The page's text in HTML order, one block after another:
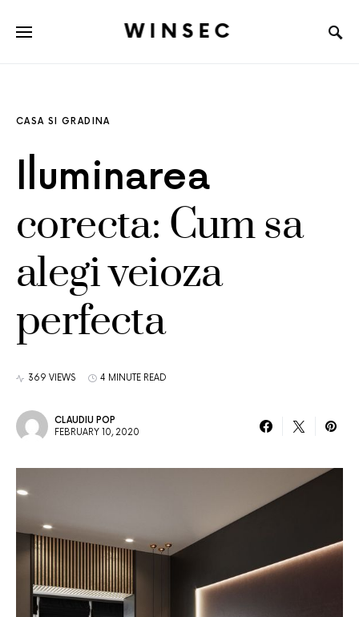
WINSEC
CASA SI GRADINA
Iluminarea
corecta: Cum sa
alegi veioza
perfecta
369 VIEWS 4 MINUTE READ
CLAUDIU POP
FEBRUARY 10, 2020